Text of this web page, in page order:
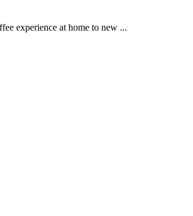
experience at home to new ...